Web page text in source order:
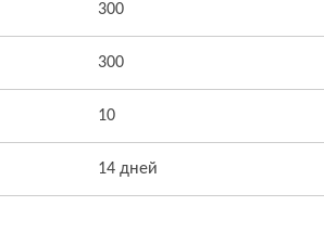
300
300
10
14 дней